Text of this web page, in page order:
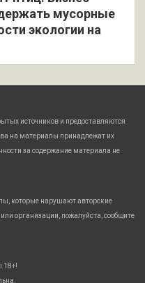
мусорные
экологии на
источников и предоставляются
на материалы принадлежат их
за содержание материала не
которые нарушают авторские
организации, пожалуйста, сообщите
18+!